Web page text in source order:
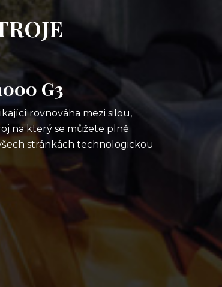
G3
rovnováha mezi silou,
na který se můžete plně
stránkách technologickou